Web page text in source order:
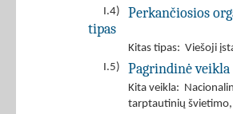
I.4)
Perkančiosios
tipas
Kitas tipas: Viešoji
I.5)
Pagrindinė veikla
Kita veikla:
tarptautinių